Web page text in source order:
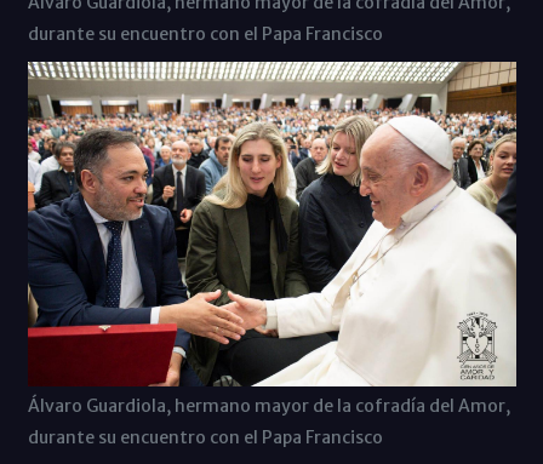
durante su encuentro con el Papa Francisco
Álvaro Guardiola, hermano mayor de la cofradía del Amor,
durante su encuentro con el Papa Francisco